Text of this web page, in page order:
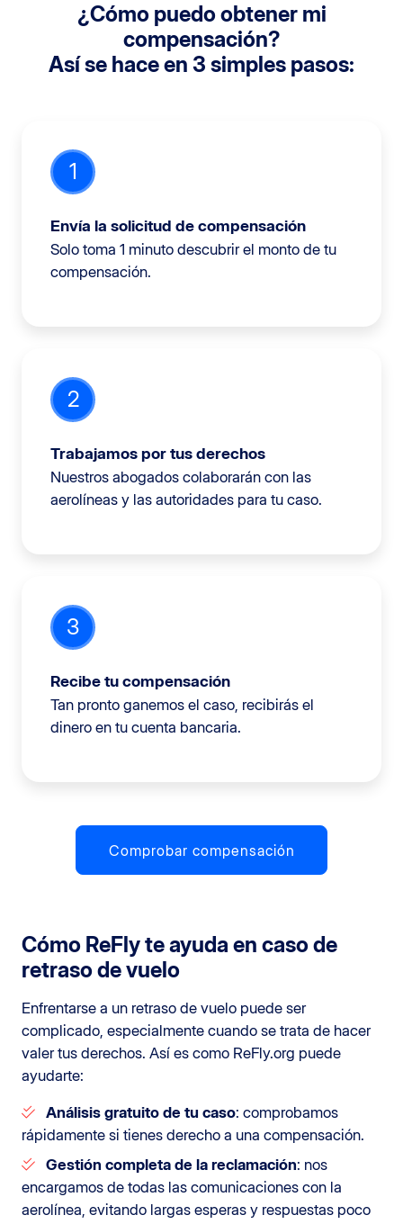
¿Cómo puedo obtener mi
compensación?
Así se hace en 3 simples pasos:
1
Envía la solicitud de compensación
Solo toma 1 minuto descubrir el monto de tu
compensación.
2
Trabajamos por tus derechos
Nuestros abogados colaborarán con las
aerolíneas y las autoridades para tu caso.
3
Recibe tu compensación
Tan pronto ganemos el caso, recibirás el
dinero en tu cuenta bancaria.
Comprobar compensación
Cómo ReFly te ayuda en caso de
retraso de vuelo
Enfrentarse a un retraso de vuelo puede ser
complicado, especialmente cuando se trata de hacer
valer tus derechos. Así es como ReFly.org puede
ayudarte:
Análisis gratuito de tu caso: comprobamos
rápidamente si tienes derecho a una compensación.
Gestión completa de la reclamación: nos
encargamos de todas las comunicaciones con la
aerolínea, evitando largas esperas y respuestas poco